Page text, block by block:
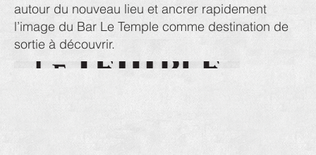
autour du nouveau lieu et ancrer rapidement
l’image du Bar Le Temple comme destination de
sortie à découvrir.